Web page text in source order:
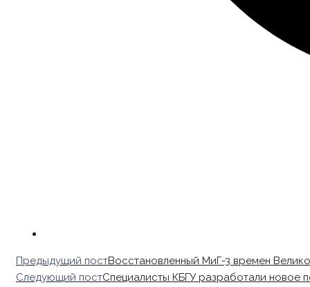
Read
more
Предыдущий постВосстановленный МиГ-3 времен
Следующий постСпециалисты КБГУ разработали новое